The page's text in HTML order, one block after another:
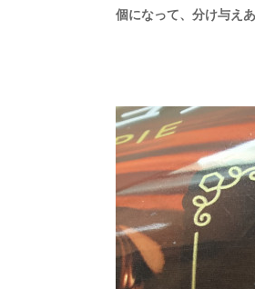
個になって、分け与え